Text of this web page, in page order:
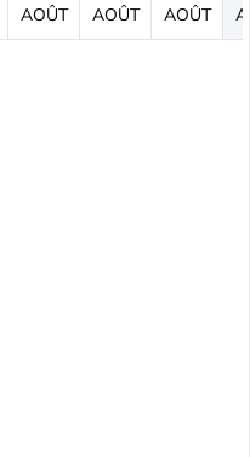
AOÛT AOÛT AOÛT